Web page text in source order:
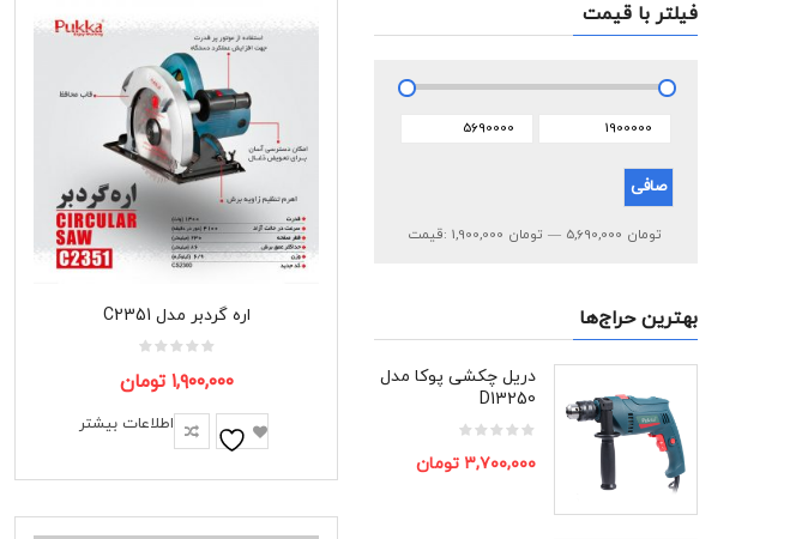
فیلتر با قیمت
صافی
قيمت: 1,900,000 تومان — 5,690,000 تومان
بهترین حراج‌ها
دریل چکشی پوکا مدل
D13250
۳,۷۰۰,۰۰۰ تومان
اره گردبر مدل C2351
۱,۹۰۰,۰۰۰ تومان
اطلاعات بیشتر